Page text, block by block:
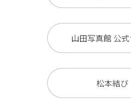
山田写真館 公
松本結び